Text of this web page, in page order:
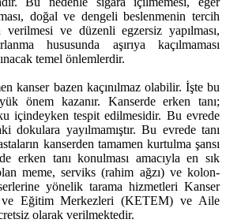
doğal ve dengeli beslenmenin tercih
ve düzenli egzersiz yapılması,
hususunda aşırıya kaçılmaması
temel önlemlerdir.
kanser bazen kaçınılmaz olabilir. İşte bu
önem kazanır. Kanserde erken tanı;
içindeyken tespit edilmesidir. Bu evrede
dokulara yayılmamıştır. Bu evrede tanı
kanserden tamamen kurtulma şansı
erken tanı konulması amacıyla en sık
meme, serviks (rahim ağzı) ve kolon-
yönelik tarama hizmetleri Kanser
ve Eğitim Merkezleri (KETEM) ve Aile
olarak verilmektedir.